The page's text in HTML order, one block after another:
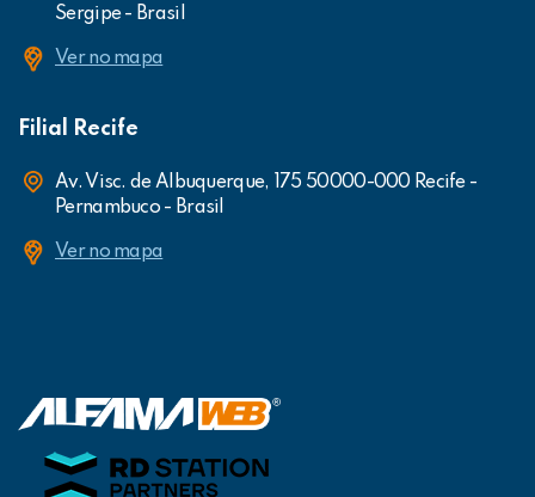
Sergipe - Brasil
Ver no mapa
Filial Recife
Av. Visc. de Albuquerque, 175 50000-000 Recife -
Pernambuco - Brasil
Ver no mapa